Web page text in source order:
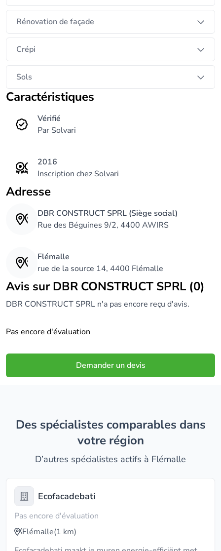
Rénovation de façade
Crépi
Sols
Caractéristiques
Vérifié
Par Solvari
2016
Inscription chez Solvari
Adresse
DBR CONSTRUCT SPRL (Siège social)
Rue des Béguines 9/2, 4400 AWIRS
Flémalle
rue de la source 14, 4400 Flémalle
Avis sur DBR CONSTRUCT SPRL (0)
DBR CONSTRUCT SPRL n'a pas encore reçu d'avis.
Pas encore d'évaluation
Demander un devis
Des spécialistes comparables dans
votre région
D’autres spécialistes actifs à Flémalle
Ecofacadebati
Pas encore d'évaluation
Flémalle(1 km)